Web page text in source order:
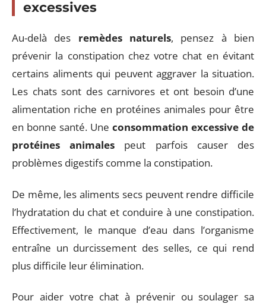
excessives
Au-delà des remèdes naturels, pensez à bien
prévenir la constipation chez votre chat en évitant
certains aliments qui peuvent aggraver la situation.
Les chats sont des carnivores et ont besoin d’une
alimentation riche en protéines animales pour être
en bonne santé. Une consommation excessive de
protéines animales peut parfois causer des
problèmes digestifs comme la constipation.
De même, les aliments secs peuvent rendre difficile
l’hydratation du chat et conduire à une constipation.
Effectivement, le manque d’eau dans l’organisme
entraîne un durcissement des selles, ce qui rend
plus difficile leur élimination.
Pour aider votre chat à prévenir ou soulager sa